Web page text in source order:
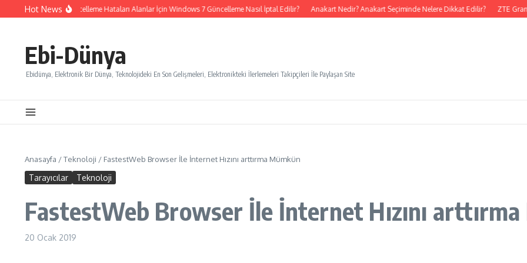
İçeriğe atlaHot News
Windows 7 Güncelleme Hataları Alanlar İçin Windows 7 Güncelleme Nasıl İptal Edilir? Anakart Nedir? Anakart Seçiminde Nelere Dikkat Edilir? ZTE
Ebi-Dünya
Ebidünya, Elektronik Bir Dünya, Teknolojideki En Son Gelişmeleri, Elektronikteki İlerlemeleri Takipçileri İle Paylaşan Site
Anasayfa /Teknoloji / FastestWeb Browser İle İnternet Hızını arttırma Mümkün
Tarayıcılar Teknoloji
FastestWeb Browser İle İnternet Hızını
20 Ocak 2019